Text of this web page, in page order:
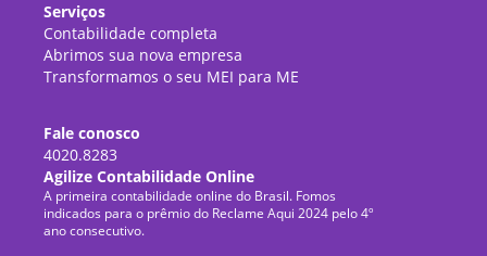
Serviços
Contabilidade completa
Abrimos sua nova empresa
Transformamos o seu MEI para ME
Fale conosco
4020.8283
Agilize Contabilidade Online
A primeira contabilidade online do Brasil. Fomos
indicados para o prêmio do Reclame Aqui 2024 pelo 4º
ano consecutivo.